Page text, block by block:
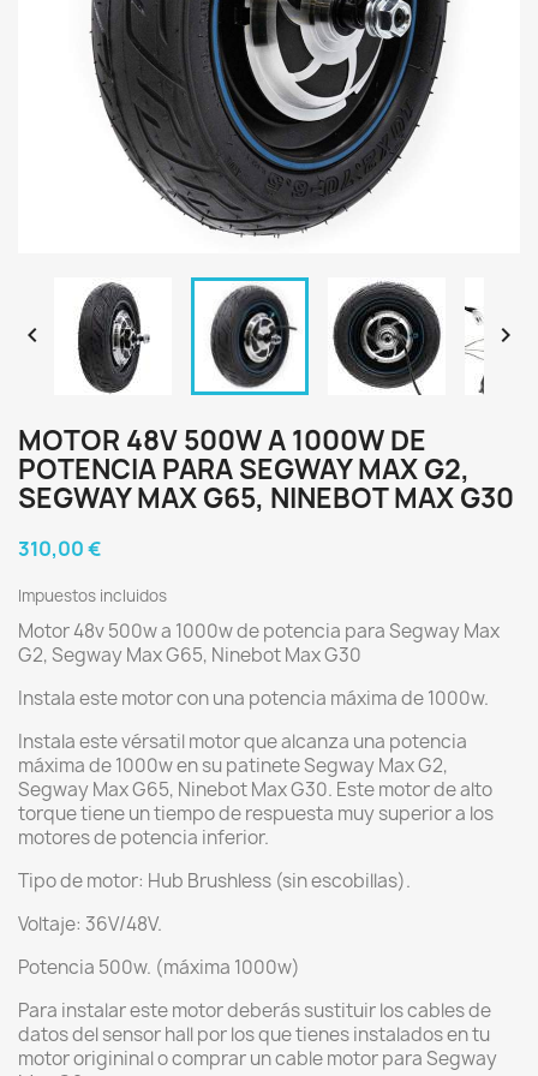
 
MOTOR 48V 500W A 1000W DE
POTENCIA PARA SEGWAY MAX G2,
SEGWAY MAX G65, NINEBOT MAX G30
310,00 €
Impuestos incluidos
Motor 48v 500w a 1000w de potencia para Segway Max
G2, Segway Max G65, Ninebot Max G30
Instala este motor con una potencia máxima de 1000w.
Instala este vérsatil motor que alcanza una potencia
máxima de 1000w en su patinete Segway Max G2,
Segway Max G65, Ninebot Max G30. Este motor de alto
torque tiene un tiempo de respuesta muy superior a los
motores de potencia inferior.
Tipo de motor: Hub Brushless (sin escobillas).
Voltaje: 36V/48V.
Potencia 500w. (máxima 1000w)
Para instalar este motor deberás sustituir los cables de
datos del sensor hall por los que tienes instalados en tu
motor origininal o comprar un cable motor para Segway